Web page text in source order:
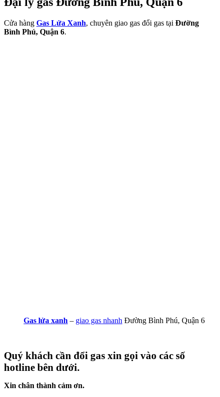
Cửa hàng Gas Lửa Xanh, chuyên giao gas đổi gas tại Đường
Bình Phú, Quận 6.
Gas lửa xanh – giao gas nhanh Đường Bình Phú, Quận 6
Quý khách cần đổi gas xin gọi vào các số
hotline bên dưới.
Xin chân thành cảm ơn.